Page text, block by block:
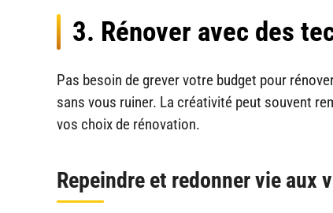
3. Rénover avec des
Pas besoin de grever votre budget pour
sans vous ruiner. La créativité peut souvent
vos choix de rénovation.
Repeindre et redonner vie aux